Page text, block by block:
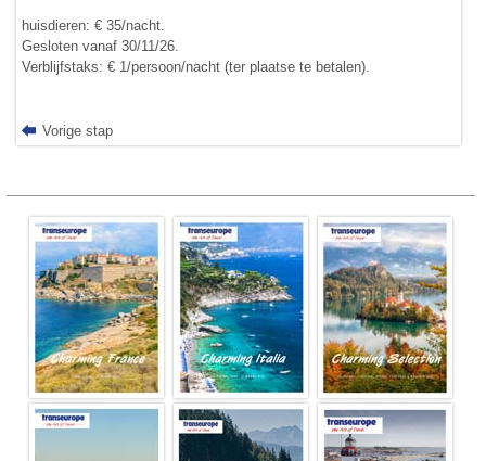
huisdieren: € 35/nacht.
Gesloten vanaf 30/11/26.
Verblijfstaks: € 1/persoon/nacht (ter plaatse te betalen).
Vorige stap